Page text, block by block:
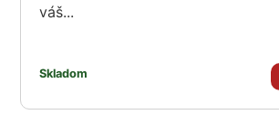
váš...
Skladom